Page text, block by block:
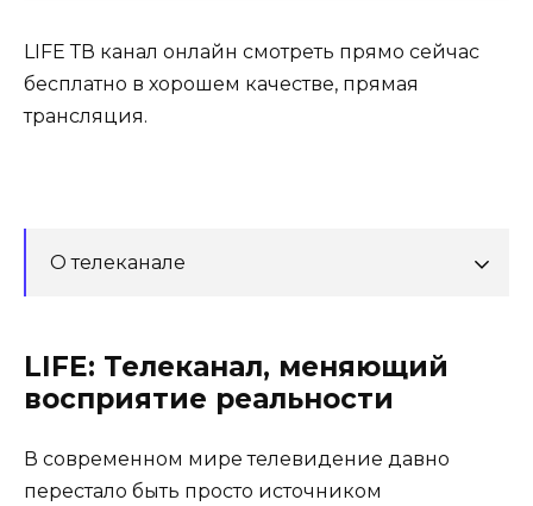
LIFE ТВ канал онлайн смотреть прямо сейчас
бесплатно в хорошем качестве, прямая
трансляция.
О телеканале
LIFE: Телеканал, меняющий
восприятие реальности
В современном мире телевидение давно
перестало быть просто источником